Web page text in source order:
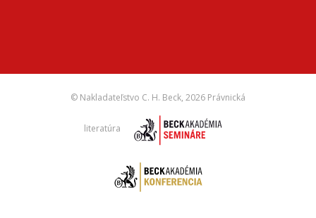
© Nakladateľstvo C. H. Beck, 2026 Právnická
literatúra